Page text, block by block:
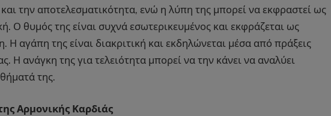
την αποτελεσματικότητα, ενώ η λύπη της μπορεί να εκφραστεί ως
Ο θυμός της είναι συχνά εσωτερικευμένος και εκφράζεται ως
Η αγάπη της είναι διακριτική και εκδηλώνεται μέσα από πράξεις
Η ανάγκη της για τελειότητα μπορεί να την κάνει να αναλύει
της.
Αρμονικής Καρδιάς